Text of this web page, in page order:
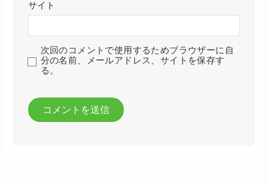
サイト
次回のコメントで使用するためブラウザーに自
分の名前、メールアドレス、サイトを保存す
る。